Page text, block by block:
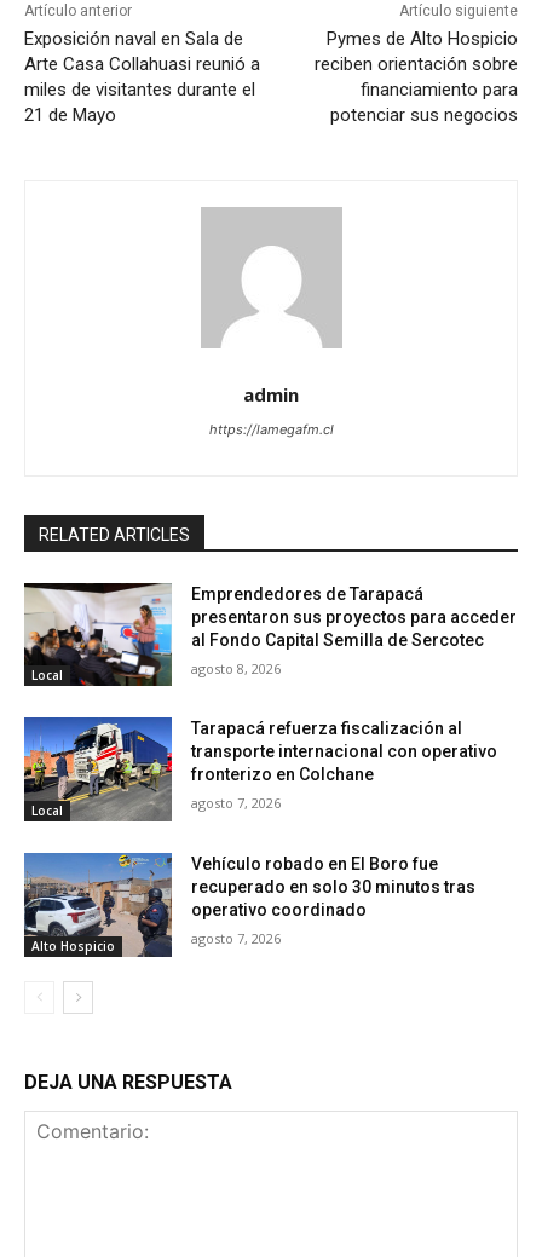
Artículo anterior
Exposición naval en Sala de
Arte Casa Collahuasi reunió a
miles de visitantes durante el
21 de Mayo
Artículo siguiente
Pymes de Alto Hospicio
reciben orientación sobre
financiamiento para
potenciar sus negocios
admin
https://lamegafm.cl
RELATED ARTICLES
Local
Emprendedores de Tarapacá
presentaron sus proyectos para acceder
al Fondo Capital Semilla de Sercotec
agosto 8, 2026
Local
Tarapacá refuerza fiscalización al
transporte internacional con operativo
fronterizo en Colchane
agosto 7, 2026
Alto Hospicio
Vehículo robado en El Boro fue
recuperado en solo 30 minutos tras
operativo coordinado
agosto 7, 2026
DEJA UNA RESPUESTA